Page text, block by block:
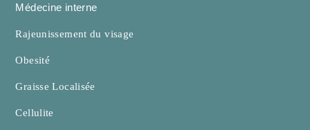
Médecine interne
Rajeunissement du visage
Obesité
Graisse Localisée
Cellulite